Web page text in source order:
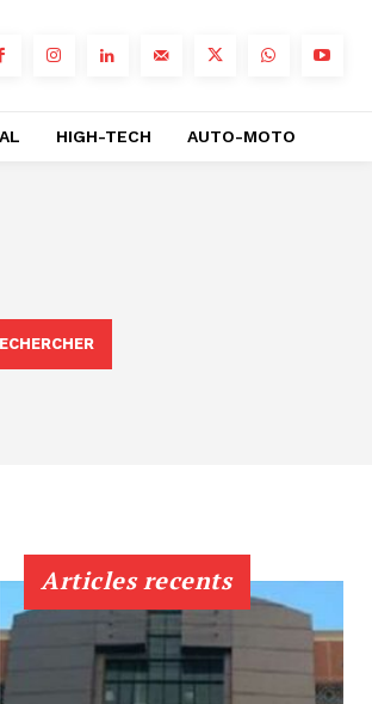
HIGH-TECH AUTO-MOTO
Articles recents